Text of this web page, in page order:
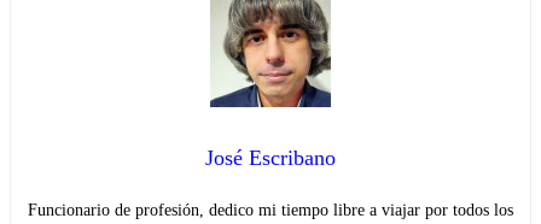
José Escribano
Funcionario de profesión, dedico mi tiempo libre a viajar por todos los